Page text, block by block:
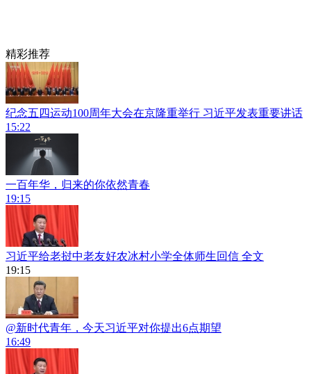
精彩推荐
纪念五四运动100周年大会在京隆重举行 习近平发表重要讲话
15:22
一百年华，归来的你依然青春
19:15
习近平给老挝中老友好农冰村小学全体师生回信 全文
19:15
@新时代青年，今天习近平对你提出6点期望
16:49